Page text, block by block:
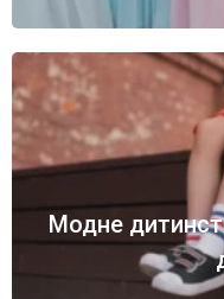
Модне